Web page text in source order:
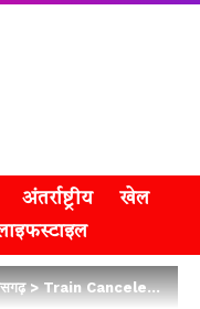
अंतर्राष्ट्रीय
खेल
>Train Canceled : त्योहारी और दैनिक यात्रियों को झटका, 7 ट्रेनें कैंसिल होने से यात्रा प्रभावित